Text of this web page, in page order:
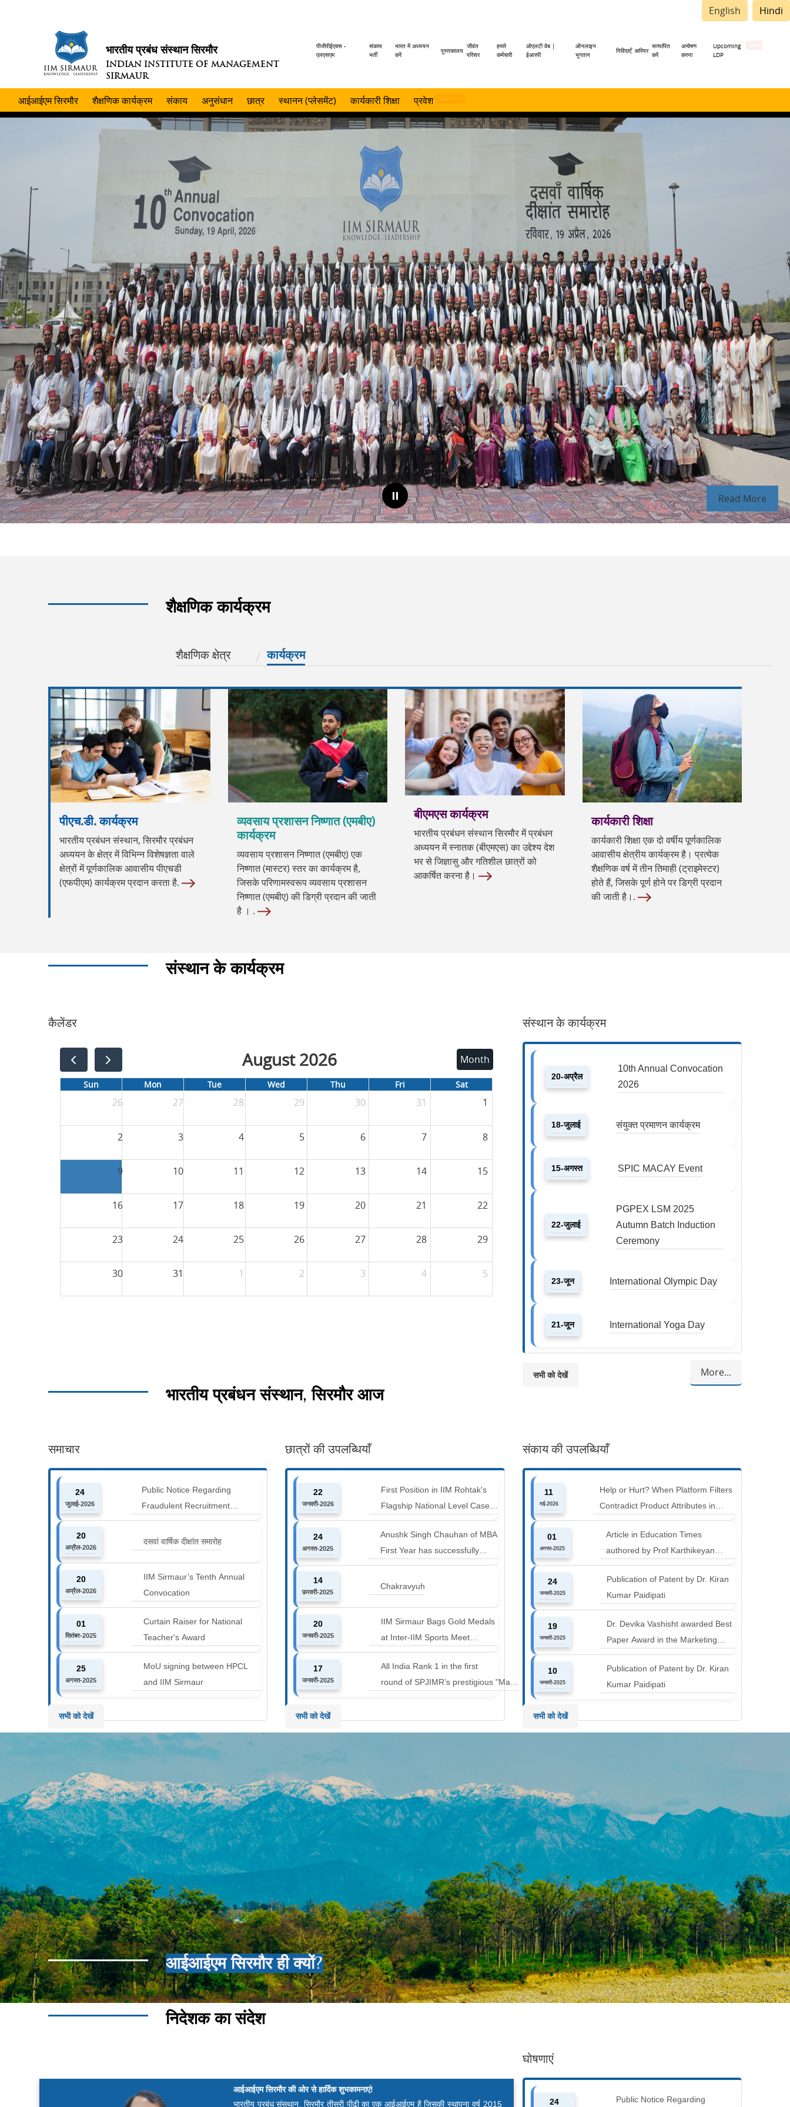
English Hindi
भारतीय प्रबंध संस्थान सिरमौर
INDIAN INSTITUTE OF MANAGEMENT
SIRMAUR
Header
पीजीपीईएक्स -
एलएसएम
संकाय
भर्ती
भारत में अध्ययन
करें
पुस्तकालय
जीवंत
परिसर
हमारे
कर्मचारी
ओएलटी वेब |
ईआरपी
ऑनलाइन
भुगतान
निविदाएँ करियर
सत्यापित
करें
अन्वेषण
करना
Upcoming
LDP
आईआईएम सिरमौर शैक्षणिक कार्यक्रम संकाय अनुसंधान छात्र स्थानन (प्लेसमेंट) कार्यकारी शिक्षा प्रवेश
Read More
शैक्षणिक कार्यक्रम
शैक्षणिक क्षेत्र कार्यक्रम
पीएच.डी. कार्यक्रम
भारतीय प्रबंधन संस्थान, सिरमौर प्रबंधन
अध्ययन के क्षेत्र में विभिन्न विशेषज्ञता वाले
क्षेत्रों में पूर्णकालिक आवासीय पीएचडी
(एफपीएम) कार्यक्रम प्रदान करता है.
व्यवसाय प्रशासन निष्णात (एमबीए)
कार्यक्रम
व्यवसाय प्रशासन निष्णात (एमबीए) एक
निष्णात (मास्टर) स्तर का कार्यक्रम है,
जिसके परिणामस्वरूप व्यवसाय प्रशासन
निष्णात (एमबीए) की डिग्री प्रदान की जाती
है । .
बीएमएस कार्यक्रम
भारतीय प्रबंधन संस्थान सिरमौर में प्रबंधन
अध्ययन में स्नातक (बीएमएस) का उद्देश्य देश
भर से जिज्ञासु और गतिशील छात्रों को
आकर्षित करना है।
कार्यकारी शिक्षा
कार्यकारी शिक्षा एक दो वर्षीय पूर्णकालिक
आवासीय क्षेत्रीय कार्यक्रम है। प्रत्येक
शैक्षणिक वर्ष में तीन तिमाही (ट्राइमेस्टर)
होते हैं, जिसके पूर्ण होने पर डिग्री प्रदान
की जाती है।.
संस्थान के कार्यक्रम
कैलेंडर
August 2026 Month
Sun Mon Tue Wed Thu Fri Sat
26 27 28 29 30 31 1
2 3 4 5 6 7 8
9 10 11 12 13 14 15
16 17 18 19 20 21 22
23 24 25 26 27 28 29
30 31 1 2 3 4 5
संस्थान के कार्यक्रम
20-अप्रैल
10th Annual Convocation
2026
18-जुलाई संयुक्त प्रमाणन कार्यक्रम
15-अगस्त SPIC MACAY Event
22-जुलाई
PGPEX LSM 2025
Autumn Batch Induction
Ceremony
23-जून International Olympic Day
21-जून International Yoga Day
More...
सभी को देखें
भारतीय प्रबंधन संस्थान, सिरमौर आज
समाचार
24
जुलाई-2026
Public Notice Regarding
Fraudulent Recruitment
Advertisements
20
अप्रैल-2026
दसवां वार्षिक दीक्षांत समारोह
20
अप्रैल-2026
IIM Sirmaur’s Tenth Annual
Convocation
01
सितंबर-2025
Curtain Raiser for National
Teacher's Award
25
अगस्त-2025
MoU signing between HPCL
and IIM Sirmaur
सभी को देखें
छात्रों की उपलब्धियाँ
22
जनवरी-2026
First Position in IIM Rohtak's
Flagship National Level Case
Competition : Marketing Ace
24
अगस्त-2025
Anushk Singh Chauhan of MBA
First Year has successfully
completed the 42 km Spiti
Marathon at an altitude of
12000 to 14000 feet
14
फ़रवरी-2025
Chakravyuh
20
जनवरी-2025
IIM Sirmaur Bags Gold Medals
at Inter-IIM Sports Meet
at IIM Rohtak
17
जनवरी-2025
All India Rank 1 in the first
round of SPJIMR’s prestigious "Make
सभी को देखें
संकाय की उपलब्धियाँ
11
मई-2026
Help or Hurt? When Platform Filters
Contradict Product Attributes in
Online Retail
01
अगस्त-2025
Article in Education Times
authored by Prof Karthikeyan
Balakumar and Prof Aishwarya
Harichandan titled "B-schools
must align with the industry shift or
24
जनवरी-2025
Publication of Patent by Dr. Kiran
Kumar Paidipati
19
जनवरी-2025
Dr. Devika Vashisht awarded Best
Paper Award in the Marketing
Communication and Advertising
track at MICA ICMC 2025
conference
10
जनवरी-2025
Publication of Patent by Dr. Kiran
Kumar Paidipati
सभी को देखें
आईआईएम सिरमौर ही क्यों?
निदेशक का संदेश
आईआईएम सिरमौर की ओर से हार्दिक शुभकामनाएं!
भारतीय प्रबंध संसथान, सिरमौर तीसरी पीढ़ी का एक आईआईएम है जिसकी स्थापना वर्ष 2015
घोषणाएं
24 Public Notice Regarding